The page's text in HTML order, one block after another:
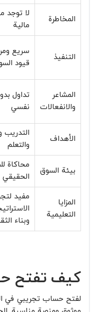
المخاطرة
لا توجد
مالية
التنفيذ
سريع
قيود
المشاعر
والانفعالات
تداول
نفسي
الأهداف
التدريب
والتعلم
بيئة السوق
محاكاة
الحقيقي
المزايا
التعليمية
مفيد
وبناء
كيف تفتح
لفتح حساب تجريبي في